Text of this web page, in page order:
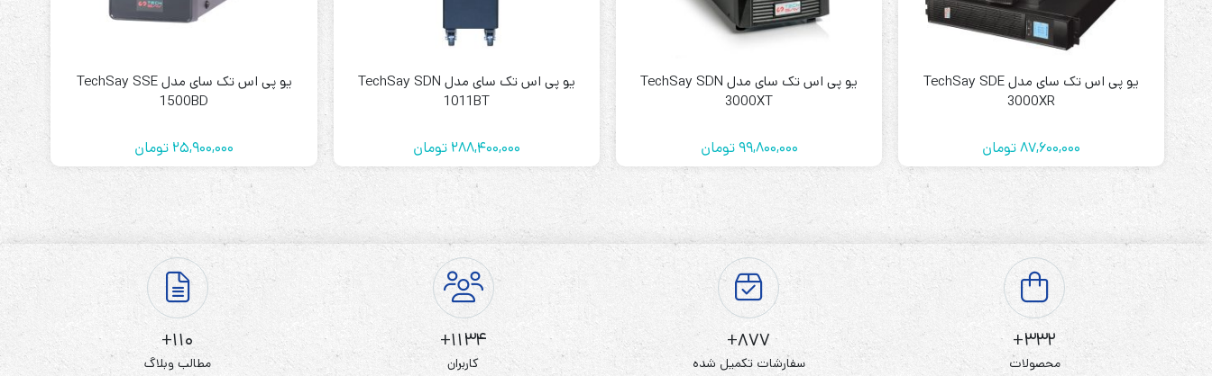
یو پی اس تک سای مدل TechSay SDE
3000XR
87,600,000تومان
یو پی اس تک سای مدل TechSay SDN
3000XT
99,800,000تومان
یو پی اس تک سای مدل TechSay SDN
1011BT
288,400,000 تومان
یو پی اس تک سای مدل TechSay SSE
1500BD
25,900,000 تومان
332+
محصولات
877+
سفارشات تکمیل شده
1134+
کاربران
110+
مطالب وبلاگ